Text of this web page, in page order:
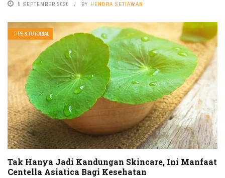
5 SEPTEMBER 2020 BY HENDRA SETIAWAN
TIPS & TUTORIAL
Tak Hanya Jadi Kandungan Skincare, Ini Manfaat
Centella Asiatica Bagi Kesehatan